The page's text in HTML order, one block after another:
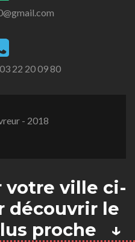
03 22 20 09 80
- 2018
ville ci-
découvrir le
proche ↓